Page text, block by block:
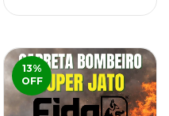
13%
OFF